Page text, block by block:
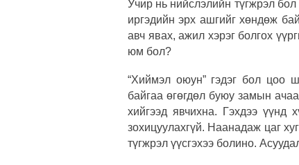
Учир нь нийслэлийн түгжрэл
иргэдийн эрх ашгийг хөндөж
авч явах, ажил хэрэг болгох
юм бол?
“Хиймэл оюун” гэдэг бол цоо
байгаа өгөгдөл буюу замын
хийгээд явчихна. Гэхдээ үүнд
зохицуулахгүй. Наанадаж цаг
түгжрэл үүсгэхээ болино.